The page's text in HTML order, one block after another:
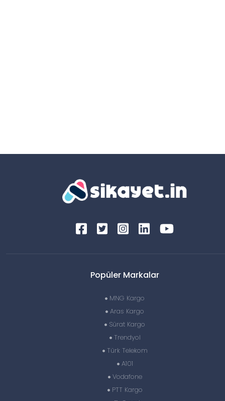
Popüler Markalar
MNG Kargo
Aras Kargo
Sürat Kargo
Trendyol
Türk Telekom
A101
Vodafone
PTT Kargo